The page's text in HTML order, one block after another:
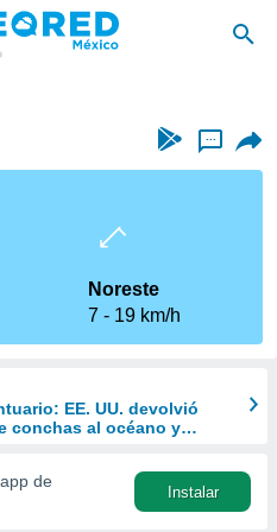
...
Noreste
7
19 km/h
EE. UU. devolvió
conchas al océano y
de
Instalar